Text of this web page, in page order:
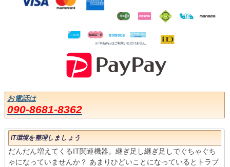
お電話は
090-8681-8362
IT環境を整理しましょう
だんだん増えてくるIT関連機器。継ぎ足し継ぎ足しでぐちゃぐち
ゃになっていませんか？ あまりひどいことになっているとトラブ